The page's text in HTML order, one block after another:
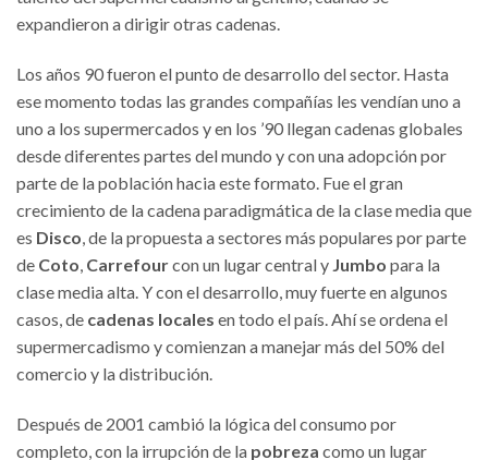
expandieron a dirigir otras cadenas.
Los años 90 fueron el punto de desarrollo del sector. Hasta
ese momento todas las grandes compañías les vendían uno a
uno a los supermercados y en los ’90 llegan cadenas globales
desde diferentes partes del mundo y con una adopción por
parte de la población hacia este formato. Fue el gran
crecimiento de la cadena paradigmática de la clase media que
es Disco , de la propuesta a sectores más populares por parte
de Coto Carrefourcon un lugar central y Jumbo para la
clase media alta. Y con el desarrollo, muy fuerte en algunos
casos, de cadenas locales en todo el país. Ahí se ordena el
supermercadismo y comienzan a manejar más del 50% del
comercio y la distribución.
Después de 2001 cambió la lógica del consumo por
completo, con la irrupción de la pobreza como un lugar